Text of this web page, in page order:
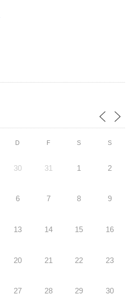
D F S S
30 31 1 2
6 7 8 9
13 14 15 16
20 21 22 23
27 28 29 30